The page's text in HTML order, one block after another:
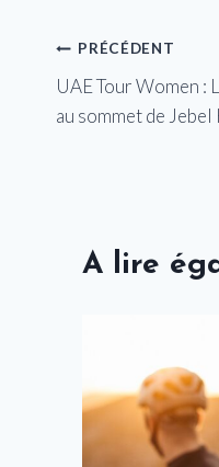
Navigation
de
PRÉCÉDENT
UAE Tour Women
au sommet de
A lire